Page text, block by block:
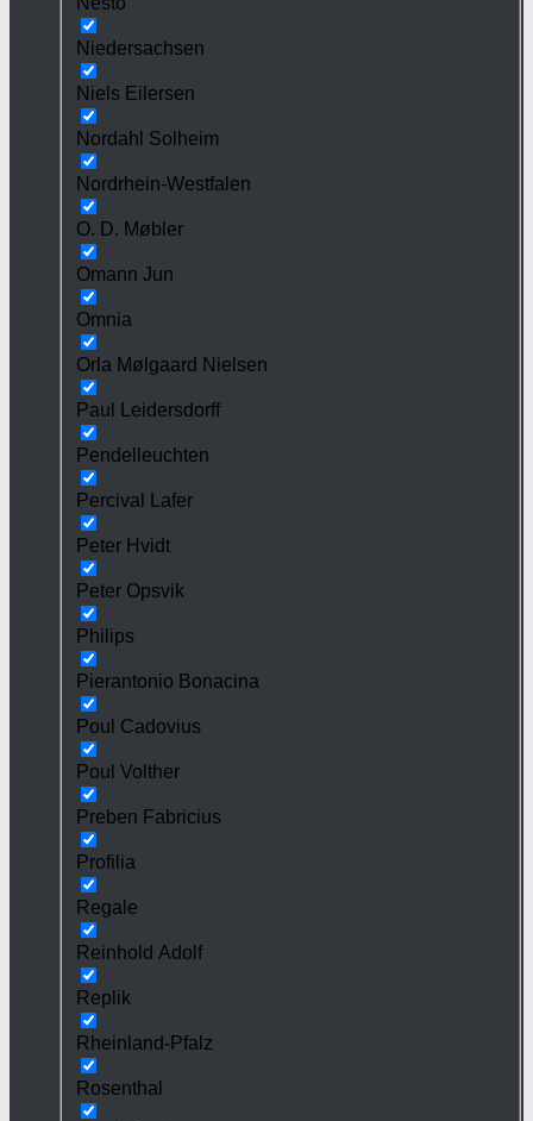
Niedersachsen
Niels Eilersen
Nordahl Solheim
Nordrhein-Westfalen
O. D. Møbler
Omann Jun
Omnia
Orla Mølgaard Nielsen
Paul Leidersdorff
Pendelleuchten
Percival Lafer
Peter Hvidt
Peter Opsvik
Philips
Pierantonio Bonacina
Poul Cadovius
Poul Volther
Preben Fabricius
Profilia
Regale
Reinhold Adolf
Replik
Rheinland-Pfalz
Rosenthal